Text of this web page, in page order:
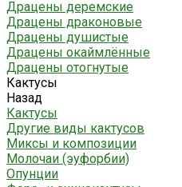
Драцены деремские
Драцены драконовые
Драцены душистые
Драцены окаймлённые
Драцены отогнутые
Кактусы
Назад
Кактусы
Другие виды кактусов
Миксы и композиции
Молочаи (эуфорбии)
Опунции